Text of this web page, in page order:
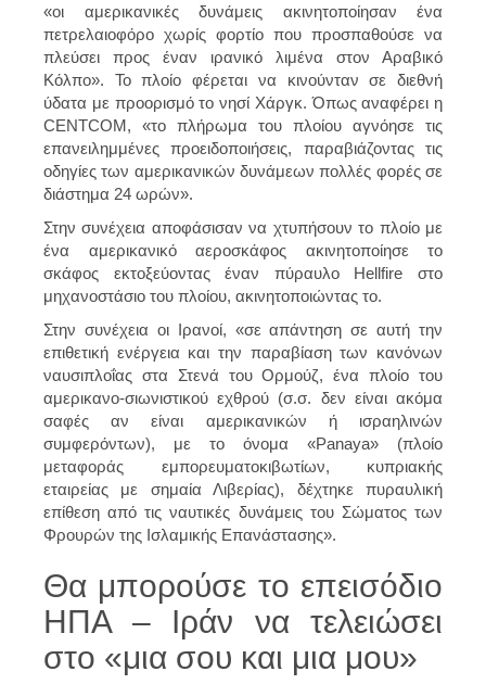
«οι αμερικανικές δυνάμεις ακινητοποίησαν ένα
πετρελαιοφόρο χωρίς φορτίο που προσπαθούσε να
πλεύσει προς έναν ιρανικό λιμένα στον Αραβικό
Κόλπο». Το πλοίο φέρεται να κινούνταν σε διεθνή
ύδατα με προορισμό το νησί Χάργκ. Όπως αναφέρει η
CENTCOM, «το πλήρωμα του πλοίου αγνόησε τις
επανειλημμένες προειδοποιήσεις, παραβιάζοντας τις
οδηγίες των αμερικανικών δυνάμεων πολλές φορές σε
διάστημα 24 ωρών».
Στην συνέχεια αποφάσισαν να χτυπήσουν το πλοίο με
ένα αμερικανικό αεροσκάφος ακινητοποίησε το
σκάφος εκτοξεύοντας έναν πύραυλο Hellfire στο
μηχανοστάσιο του πλοίου, ακινητοποιώντας το.
Στην συνέχεια οι Ιρανοί, «σε απάντηση σε αυτή την
επιθετική ενέργεια και την παραβίαση των κανόνων
ναυσιπλοΐας στα Στενά του Ορμούζ, ένα πλοίο του
αμερικανο-σιωνιστικού εχθρού (σ.σ. δεν είναι ακόμα
σαφές αν είναι αμερικανικών ή ισραηλινών
συμφερόντων), με το όνομα «Panaya» (πλοίο
μεταφοράς εμπορευματοκιβωτίων, κυπριακής
εταιρείας με σημαία Λιβερίας), δέχτηκε πυραυλική
επίθεση από τις ναυτικές δυνάμεις του Σώματος των
Φρουρών της Ισλαμικής Επανάστασης».
Θα μπορούσε το επεισόδιo
ΗΠΑ – Ιράν να τελειώσει
στο «μια σου και μια μου»